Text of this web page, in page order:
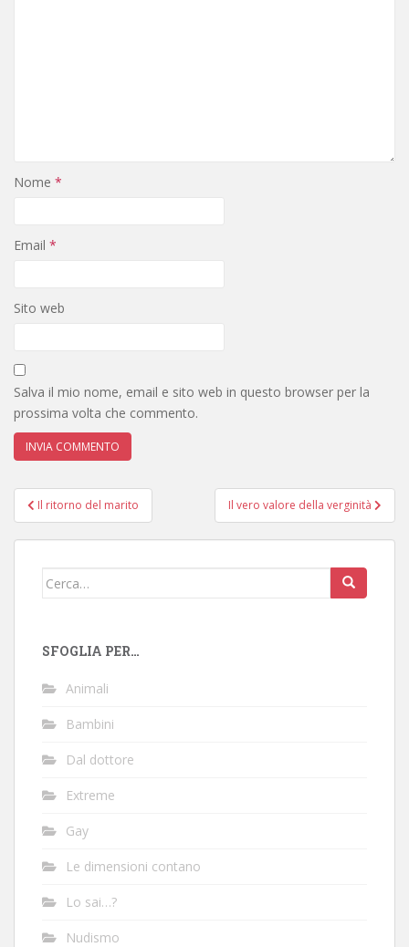
Nome *
Email *
Sito web
Salva il mio nome, email e sito web in questo browser per la
prossima volta che commento.
Navigazione
articoli
Il ritorno del marito Il vero valore della verginità
Cerca:
SFOGLIA PER…
Animali
Bambini
Dal dottore
Extreme
Gay
Le dimensioni contano
Lo sai…?
Nudismo